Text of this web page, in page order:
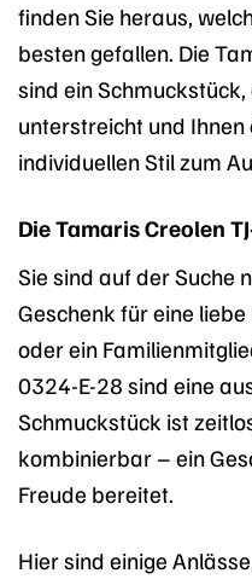
finden Sie heraus,
besten gefallen. Die
sind ein
unterstreicht und
individuellen Stil zum
Die Tamaris Creolen
Sie sind auf der Suche
Geschenk für eine
oder ein
0324-E-28 sind eine
Schmuckstück ist
kombinierbar – ein
Freude bereitet.
Hier sind einige